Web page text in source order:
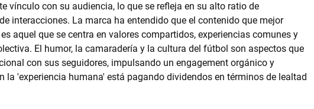
vínculo con su audiencia, lo que se refleja en su alto ratio de
interacciones. La marca ha entendido que el contenido que mejor
aquel que se centra en valores compartidos, experiencias comunes y
El humor, la camaradería y la cultura del fútbol son aspectos que
con sus seguidores, impulsando un engagement orgánico y
la 'experiencia humana' está pagando dividendos en términos de lealtad